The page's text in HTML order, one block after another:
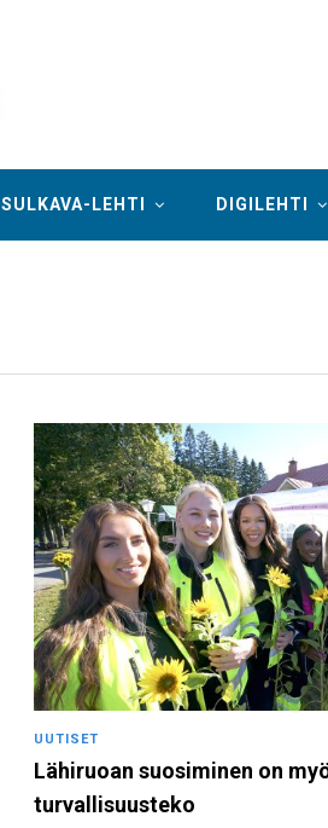
SULKAVA-LEHTI DIGILEHTI
UUTISET
Lähiruoan suosiminen on
turvallisuusteko